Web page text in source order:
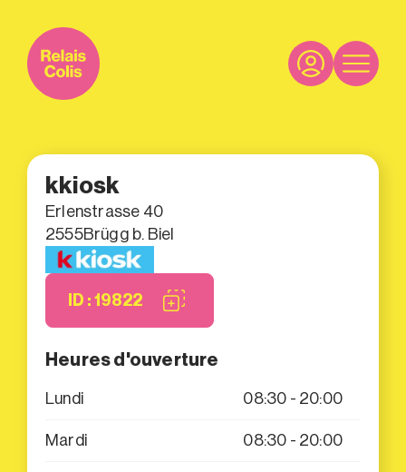
kkiosk
Erlenstrasse 40
2555Brügg b. Biel
ID : 19822
Heures d'ouverture
Lundi 08:30 - 20:00
Mardi 08:30 - 20:00